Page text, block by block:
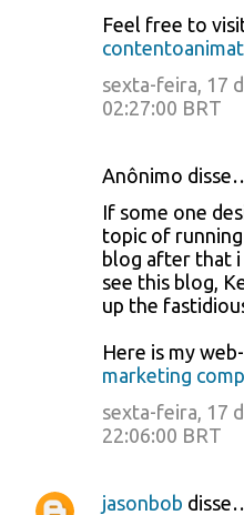
Feel free to
sexta-feira, 17
02:27:00 BRT
Anônimo
If some one
topic of running
blog after that
see this blog,
up the
Here is my
marketing
sexta-feira, 17
22:06:00 BRT
jasonbob